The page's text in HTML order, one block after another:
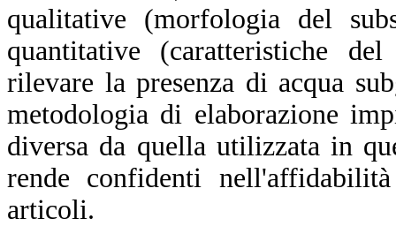
qualitative (morfologia del
quantitative (caratteristiche
rilevare la presenza di acqua
metodologia di elaborazione
diversa da quella utilizzata in
rende confidenti
articoli.